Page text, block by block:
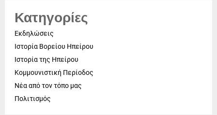
Κατηγορίες
Εκδηλώσεις
Ιστορία Βορείου Ηπείρου
Ιστορία της Ηπείρου
Κομμουνιστική Περίοδος
Νέα από τον τόπο μας
Πολιτισμός